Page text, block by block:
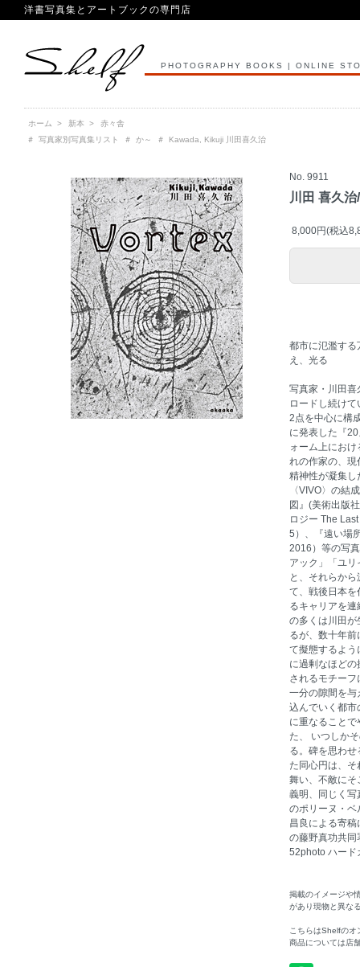
洋書写真集とアートブックの専門店
PHOTOGRAPHY BOOKS | ONLINE
ホーム > 新本 >
赤々舎
＃
写真家別写真集リスト ＃ か～ ＃ Kawada, Kikuji 川田喜久治
No. 9911
川田 喜久
8,000円(税込
都市に氾濫する
え、光る
写真家・川田喜
ロードし続け
2点を中心に構
に発表した『
ォーム上にお
れの作家の、現
精神性が凝集し
〈VIVO〉の結
図』(美術出版
ロジー The
5）、『遠い場
2016）等の写
アック」「ユ
と、それらか
て、戦後日本を
るキャリアを
の多くは川田が
るが、数十年
て擬態するよう
に過剰なほど
されるモチー
一分の隙間を
込んでいく都市
に重なること
た、 いつしか
る。碑を思わ
た同心円は、
舞い、不敵にそ
義明、同じく写
のポリーヌ・ベ
昌良による寄
の藤野真功共
52photo ハード
掲載のイメージや
があり現物と異な
こちらはShelfのオ
商品については店